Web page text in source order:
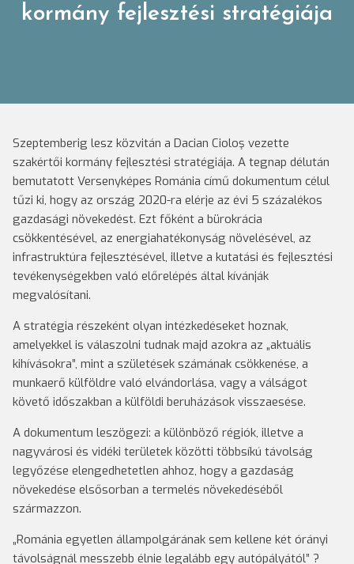
kormány fejlesztési stratégiája
Szeptemberig lesz közvitán a Dacian Cioloş vezette
szakértői kormány fejlesztési stratégiája. A tegnap délután
bemutatott Versenyképes Románia című dokumentum célul
tűzi ki, hogy az ország 2020-ra elérje az évi 5 százalékos
gazdasági növekedést. Ezt főként a bürokrácia
csökkentésével, az energiahatékonyság növelésével, az
infrastruktúra fejlesztésével, illetve a kutatási és fejlesztési
tevékenységekben való előrelépés által kívánják
megvalósítani.
A stratégia részeként olyan intézkedéseket hoznak,
amelyekkel is válaszolni tudnak majd azokra az „aktuális
kihívásokra”, mint a születések számának csökkenése, a
munkaerő külföldre való elvándorlása, vagy a válságot
követő időszakban a külföldi beruházások visszaesése.
A dokumentum leszögezi: a különböző régiók, illetve a
nagyvárosi és vidéki területek közötti többsíkú távolság
legyőzése elengedhetetlen ahhoz, hogy a gazdaság
növekedése elsősorban a termelés növekedéséből
származzon.
„Románia egyetlen állampolgárának sem kellene két órányi
távolságnál messzebb élnie legalább egy autópályától” ?